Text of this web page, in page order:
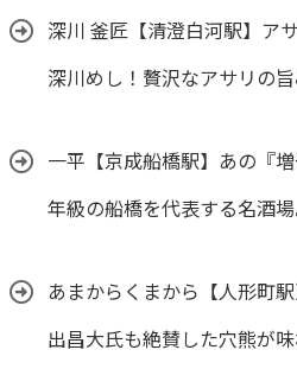
深川 釜匠【清澄白河駅】ア
深川めし！贅沢なアサリの旨
一平【京成船橋駅】あの『
年級の船橋を代表する名酒場
あまからくまから【人形町
出昌大氏も絶賛した穴熊が